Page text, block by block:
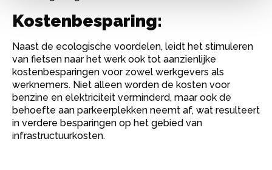
Kostenbesparing:
Naast de ecologische voordelen, leidt het stimuleren
van fietsen naar het werk ook tot aanzienlijke
kostenbesparingen voor zowel werkgevers als
werknemers. Niet alleen worden de kosten voor
benzine en elektriciteit verminderd, maar ook de
behoefte aan parkeerplekken neemt af, wat resulteert
in verdere besparingen op het gebied van
infrastructuurkosten.